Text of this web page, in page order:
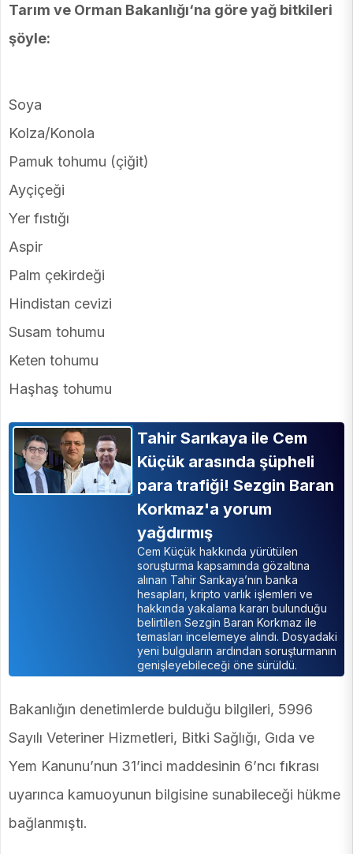
Tarım ve Orman Bakanlığı‘na göre yağ bitkileri
şöyle:
Soya
Kolza/Konola
Pamuk tohumu (çiğit)
Ayçiçeği
Yer fıstığı
Aspir
Palm çekirdeği
Hindistan cevizi
Susam tohumu
Keten tohumu
Haşhaş tohumu
Tahir Sarıkaya ile Cem
Küçük arasında şüpheli
para trafiği! Sezgin Baran
Korkmaz'a yorum
yağdırmış
Cem Küçük hakkında yürütülen
soruşturma kapsamında gözaltına
alınan Tahir Sarıkaya’nın banka
hesapları, kripto varlık işlemleri ve
hakkında yakalama kararı bulunduğu
belirtilen Sezgin Baran Korkmaz ile
temasları incelemeye alındı. Dosyadaki
yeni bulguların ardından soruşturmanın
genişleyebileceği öne sürüldü.
Bakanlığın denetimlerde bulduğu bilgileri, 5996
Sayılı Veteriner Hizmetleri, Bitki Sağlığı, Gıda ve
Yem Kanunu’nun 31’inci maddesinin 6’ncı fıkrası
uyarınca kamuoyunun bilgisine sunabileceği hükme
bağlanmıştı.